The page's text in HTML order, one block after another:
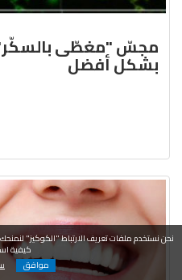
مجسّ "مغطّى
بشكل أفضل
نحن نستخدم ملفات تعريف الارتباط "الكوكيز"
كيفية
موافق